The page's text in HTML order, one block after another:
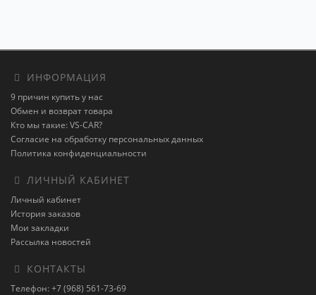
ИНФОРМАЦИЯ
9 причин купить у нас
Обмен и возврат товара
Кто мы такие: VS-CAR?
Согласие на обработку персональных данных
Политика конфиденциальности
ЛИЧНЫЙ КАБИНЕТ
Личный кабинет
История заказов
Мои закладки
Рассылка новостей
КОНТАКТЫ
Телефон: +7 (968) 561-73-69